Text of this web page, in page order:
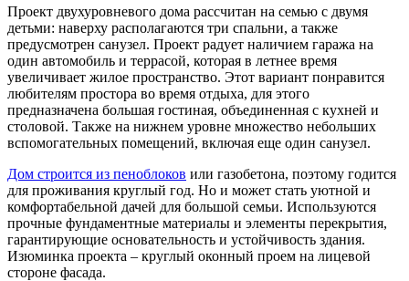
Проект двухуровневого дома рассчитан на семью с двумя
детьми: наверху располагаются три спальни, а также
предусмотрен санузел. Проект радует наличием гаража на
один автомобиль и террасой, которая в летнее время
увеличивает жилое пространство. Этот вариант понравится
любителям простора во время отдыха, для этого
предназначена большая гостиная, объединенная с кухней и
столовой. Также на нижнем уровне множество небольших
вспомогательных помещений, включая еще один санузел.
Дом строится из пеноблоков или газобетона, поэтому годится
для проживания круглый год. Но и может стать уютной и
комфортабельной дачей для большой семьи. Используются
прочные фундаментные материалы и элементы перекрытия,
гарантирующие основательность и устойчивость здания.
Изюминка проекта – круглый оконный проем на лицевой
стороне фасада.